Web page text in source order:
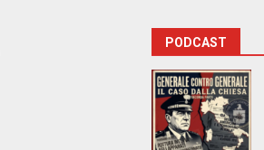
PODCAST